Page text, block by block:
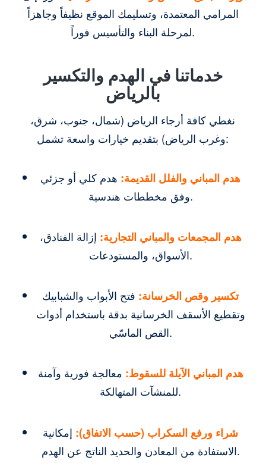
المرامي المعتمدة، وتسليمك الموقع نظيفاً وجاهزاً
لمرحلة البناء والتأسيس فوراً.
خدماتنا في الهدم والتكسير
بالرياض
نغطي كافة أرجاء الرياض (شمال، جنوب، شرق،
وغرب الرياض) بتقديم خيارات واسعة تشمل:
هدم المباني والفلل القديمة: هدم كلي أو جزئي
وفق مخططات هندسية.
هدم المجمعات والمباني التجارية: إزالة الفنادق،
الأسواق، والمستودعات.
تكسير وقص الخرسانة: فتح الأبواب والشبابيك
وتقطيع الأسقف الخرسانية بدقة باستخدام أدوات
القص الماسّي.
هدم المباني الآيلة للسقوط: معالجة فورية وآمنة
للمنشآت المتهالكة.
شراء ورفع السكراب (حسب الاتفاق): إمكانية
الاستفادة من المعادن والحديد الناتج عن الهدم.